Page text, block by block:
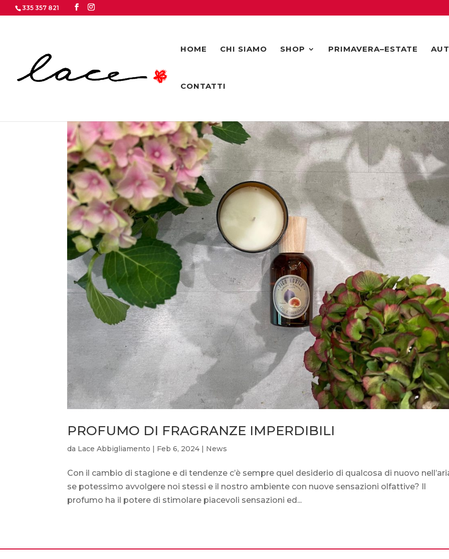
335 357 821
HOME CHI SIAMO SHOP PRIMAVERA–ESTATE
CONTATTI
PROFUMO DI FRAGRANZE IMPERDIBILI
da Lace Abbigliamento | Feb 6, 2024 | News
Con il cambio di stagione e di tendenze c’è sempre quel desiderio di qualcosa di nuovo
se potessimo avvolgere noi stessi e il nostro ambiente con nuove sensazioni olfattive? Il
profumo ha il potere di stimolare piacevoli sensazioni ed...